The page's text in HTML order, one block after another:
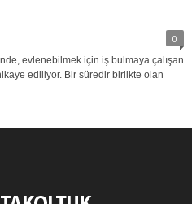
0
evlenebilmek için iş bulmaya çalışan
ediliyor. Bir süredir birlikte olan